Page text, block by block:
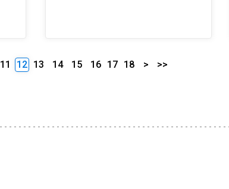
11 12 13 14 15 16 17 18 > >>